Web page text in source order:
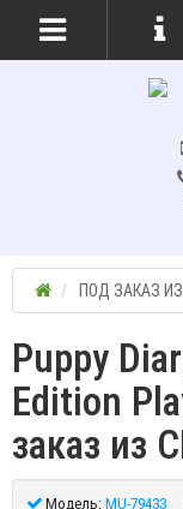
ПОД ЗАКАЗ
Puppy
Edition
заказ из
Модель: MU-79433